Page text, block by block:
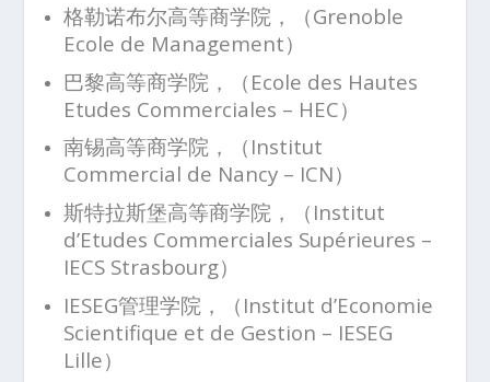
格勒诺布尔高等商学院，（Grenoble
Ecole de Management）
巴黎高等商学院，（Ecole des Hautes
Etudes Commerciales – HEC）
南锡高等商学院，（Institut
Commercial de Nancy – ICN）
斯特拉斯堡高等商学院，（Institut
d’Etudes Commerciales Supérieures –
IECS Strasbourg）
IESEG管理学院，（Institut d’Economie
Scientifique et de Gestion – IESEG
Lille）